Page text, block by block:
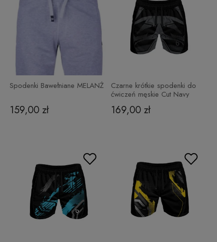
Spodenki Bawełniane MELANŻ
159,00 zł
Czarne krótkie spodenki do
ćwiczeń męskie Cut Navy
169,00 zł